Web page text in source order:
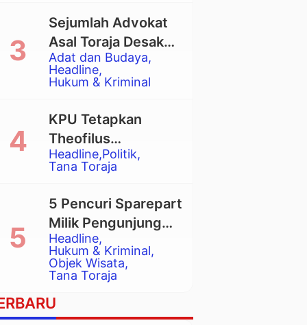
Adat dan Budaya
Headline
Hukum & Kriminal
Sejumlah Advokat
Asal Toraja Desak
Mahkamah Agung
Larang Penggunaan
Eksekusi Rumah
Adat Tongkonan
Headline Politik
Tana Toraja
KPU Tetapkan
Theofilus
Allorerung dan
Zadrak Tombe
sebagai Bupati dan
Wakil Bupati Tana
Toraja Terpilih
Headline
Hukum & Kriminal
Objek Wisata
Tana Toraja
5 Pencuri Sparepart
Milik Pengunjung
Objek Wisata
Pango-Pango
Ditangkap Polisi